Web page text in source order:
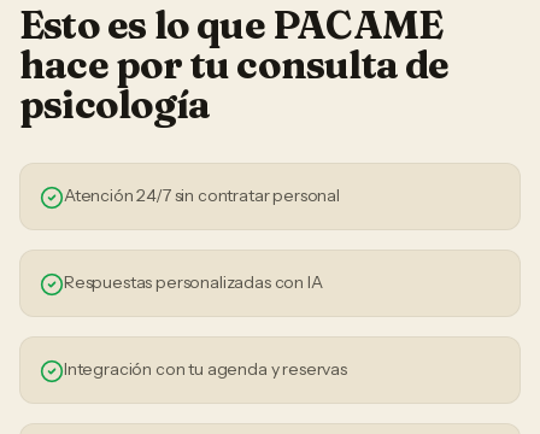
Esto es lo que PACAME
hace por tuconsulta de
psicología
Atención 24/7 sin contratar personal
Respuestas personalizadas con IA
Integración con tu agenda y reservas